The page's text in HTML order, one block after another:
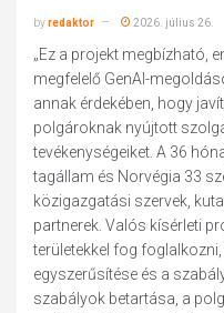
byredaktor 2026. július 26.
„Ez a projekt megbízható,
megfelelő GenAI-
annak érdekében, hogy
polgároknak nyújtott
tevékenységeiket. A 36
tagállam és Norvégia 33
közigazgatási szervek,
partnerek. Valós kísérleti
területekkel fog
egyszerűsítése és a
szabályok betartása, a